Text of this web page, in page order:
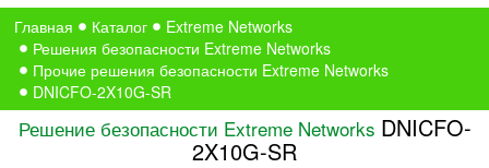
Главная Каталог
Extreme Networks
Решения безопасности Extreme Networks
Прочие решения безопасности Extreme Networks
DNICFO-2X10G-SR
Решение безопасности Extreme Networks DNICFO-
2X10G-SR